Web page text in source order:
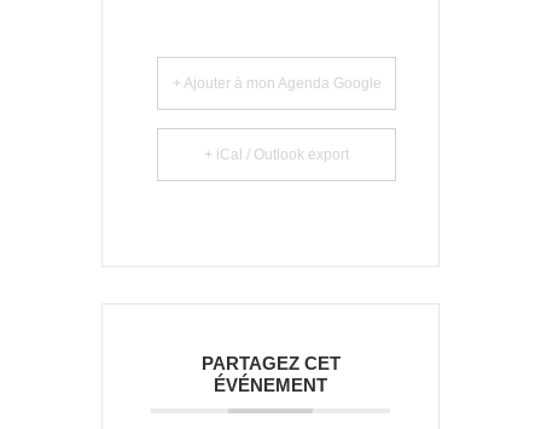
+ Ajouter à mon Agenda Google
+ iCal / Outlook export
PARTAGEZ CET
ÉVÉNEMENT